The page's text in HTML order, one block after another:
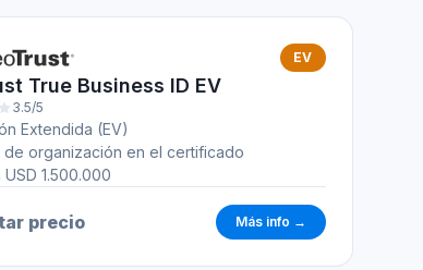
EV
True Business ID EV
3.5/5
Extendida (EV)
de organización en el certificado
USD 1.500.000
precio Más info →